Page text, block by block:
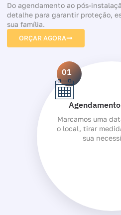
Do agendamento ao pós-
detalhe para garantir proteção,
sua família.
ORÇAR AGORA
01
Marcamos uma
o local, tirar
sua